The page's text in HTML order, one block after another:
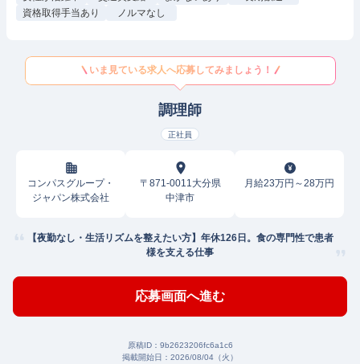
資格取得手当あり
ノルマなし
いま見ている求人へ応募してみましょう！
調理師
正社員
コンパスグループ・
ジャパン株式会社
〒871-0011大分県
中津市
月給23万円～28万円
【夜勤なし・生活リズムを整えたい方】年休126日。食の専門性で患者
様を支える仕事
応募画面へ進む
原稿ID： 9b2623206fc6a1c6
掲載開始日： 2026/08/04（火）